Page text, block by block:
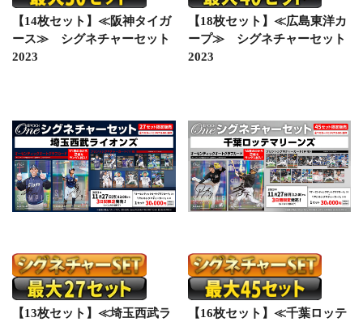
【14枚セット】≪阪神タイガ
ース≫ シグネチャーセット
2023
【18枚セット】≪広島東洋カ
ープ≫ シグネチャーセット
2023
【13枚セット】≪埼玉西武ラ
【16枚セット】≪千葉ロッテ